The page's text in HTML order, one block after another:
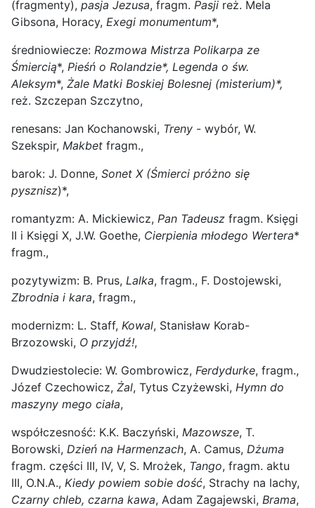
(fragmenty), pasja Jezusa, fragm. Pasji reż. Mela
Gibsona, Horacy, Exegi monumentum*,
średniowiecze: Rozmowa Mistrza Polikarpa ze
Śmiercią*, Pieśń o Rolandzie*, Legenda o św.
Aleksym*, Żale Matki Boskiej Bolesnej (misterium)*,
reż. Szczepan Szczytno,
renesans: Jan Kochanowski, Treny - wybór, W.
Szekspir, Makbet fragm.,
barok: J. Donne, Sonet X (Śmierci próżno się
pysznisz)*,
romantyzm: A. Mickiewicz, Pan Tadeusz fragm. Księgi
II i Księgi X, J.W. Goethe, Cierpienia młodego Wertera*
fragm.,
pozytywizm: B. Prus, Lalka, fragm., F. Dostojewski,
Zbrodnia i kara, fragm.,
modernizm: L. Staff, Kowal, Stanisław Korab-
Brzozowski, O przyjdź!,
Dwudziestolecie: W. Gombrowicz, Ferdydurke, fragm.,
Józef Czechowicz, Żal, Tytus Czyżewski, Hymn do
maszyny mego ciała,
współczesność: K.K. Baczyński, Mazowsze, T.
Borowski, Dzień na Harmenzach, A. Camus, Dżuma
fragm. części III, IV, V, S. Mrożek, Tango, fragm. aktu
III, O.N.A., Kiedy powiem sobie dość, Strachy na lachy,
Czarny chleb, czarna kawa, Adam Zagajewski, Brama,